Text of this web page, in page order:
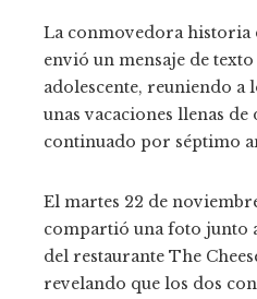
La conmovedora historia
envió un mensaje de
adolescente, reuniendo a
unas vacaciones llenas
continuado por séptimo
El martes 22 de
compartió una foto junto
del restaurante The
revelando que los dos